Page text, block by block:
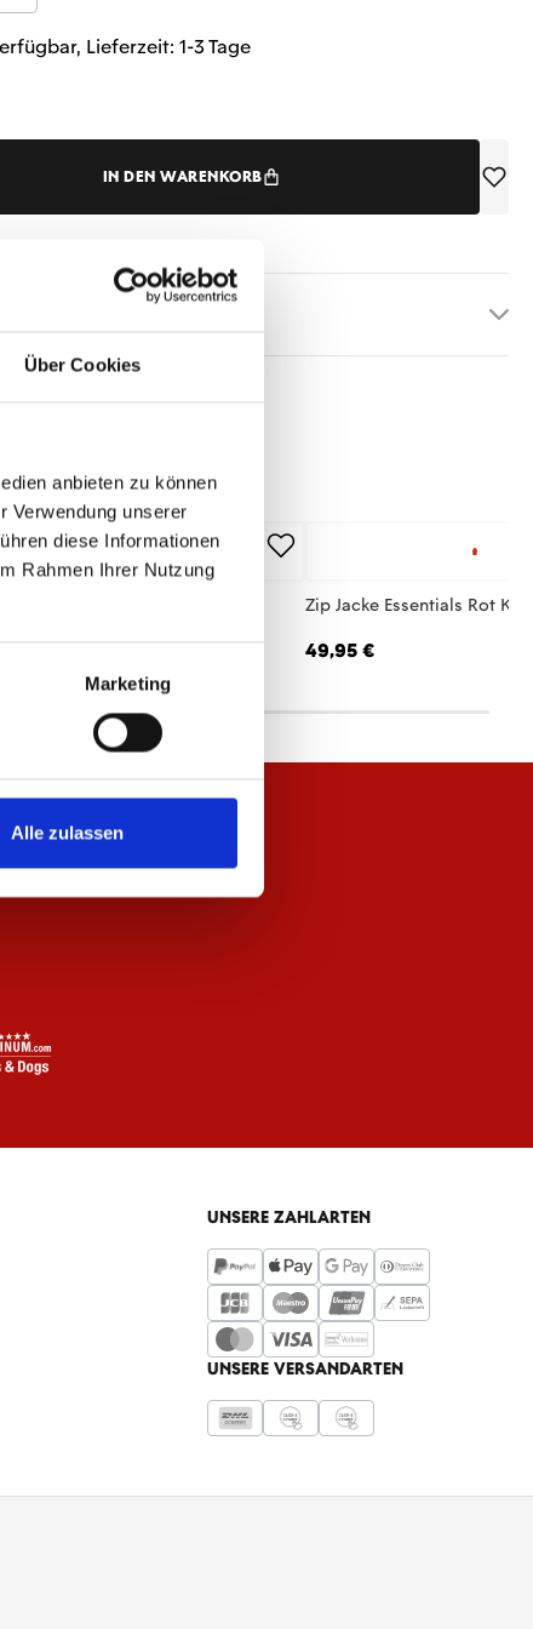
Über Cookies
anbieten zu können
Verwendung unserer
diese Informationen
Rahmen Ihrer Nutzung
Marketing
Alle zulassen
Lieferzeit: 1-3 Tage
IN DEN WARENKORB
€
Zip Jacke Essentials Rot
49,95 €
UNSERE ZAHLARTEN
UNSERE VERSANDARTEN